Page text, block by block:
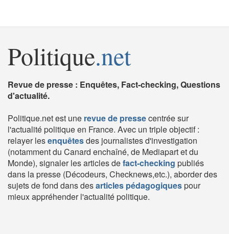
Politique.net
Revue de presse : Enquêtes, Fact-checking, Questions
d'actualité.
Politique.net est une revue de pressecentrée sur
l'actualité politique en France. Avec un triple objectif :
relayer lesenquêtesdes journalistes d'investigation
(notamment du Canard enchaîné, de Mediapart et du
Monde), signaler les articles defact-checking publiés
dans la presse (Décodeurs, Checknews,etc.), aborder des
sujets de fond dans desarticles pédagogiquespour
mieux appréhender l'actualité politique.